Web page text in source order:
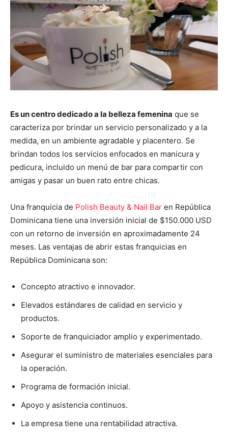
Es un centro dedicado a la belleza femenina que se
caracteriza por brindar un servicio personalizado y a la
medida, en un ambiente agradable y placentero. Se
brindan todos los servicios enfocados en manicura y
pedicura, incluido un menú de bar para compartir con
amigas y pasar un buen rato entre chicas.
Una franquicia de Polish Beauty & Nail Bar en República
Dominicana tiene una inversión inicial de $150.000 USD
con un retorno de inversión en aproximadamente 24
meses. Las ventajas de abrir estas franquicias en
República Dominicana son:
Concepto atractivo e innovador.
Elevados estándares de calidad en servicio y
productos.
Soporte de franquiciador amplio y experimentado.
Asegurar el suministro de materiales esenciales para
la operación.
Programa de formación inicial.
Apoyo y asistencia continuos.
La empresa tiene una rentabilidad atractiva.